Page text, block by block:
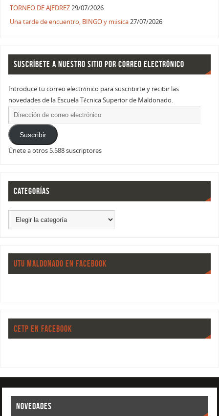
TORNEO DE AJEDREZ29/07/2026
Una tarde de encuentro, BINGO y música27/07/2026
SUSCRÍBETE A NUESTRO SITIO POR CORREO ELECTRÓNICO
Introduce tu correo electrónico para suscribirte y recibir las
novedades de la Escuela Técnica Superior de Maldonado.
Suscribir
Únete a otros 5.588 suscriptores
CATEGORÍAS
UTU MALDONADO EN FACEBOOK
CETP EN FACEBOOK
NOVEDADES